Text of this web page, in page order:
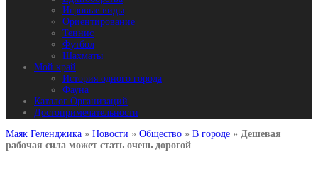
Игровые виды
Ориентирование
Теннис
Футбол
Шахматы
Мой край
История одного города
Фауна
Каталог Организаций
Достопримечательности
Маяк Геленджика » Новости » Общество » В городе » Дешевая
рабочая сила может стать очень дорогой